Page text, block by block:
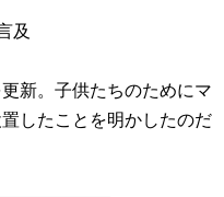
及
新。子供たちのためにマ
したことを明かしたのだ